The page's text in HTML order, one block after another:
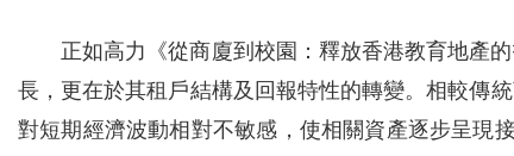
正如高力《從商廈到校園：釋放香港教育地產
長，更在於其租戶結構及回報特性的轉變。相較傳
對短期經濟波動相對不敏感，使相關資產逐步呈現